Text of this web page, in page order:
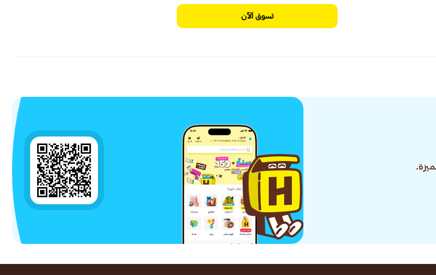
تسوق الآن